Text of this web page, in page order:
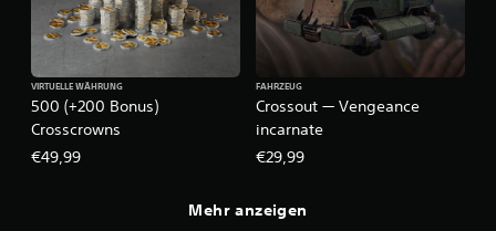
500 (+200 Bonus)
Сrosscrowns
VIRTUELLE WÄHRUNG
€49,99
Crossout — Vengeance
incarnate
FAHRZEUG
€29,99
Mehr anzeigen